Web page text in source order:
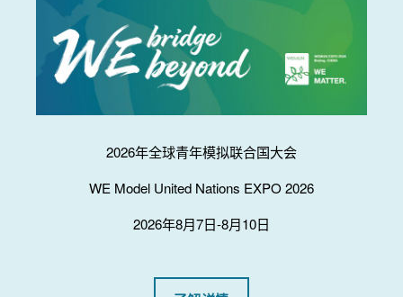
2026年全球青年模拟联合国大会
WE Model United Nations EXPO 2026
2026年8月7日-8月10日